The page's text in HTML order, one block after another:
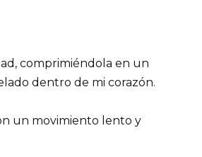
comprimiéndola en un
dentro de mi corazón.
un movimiento lento y